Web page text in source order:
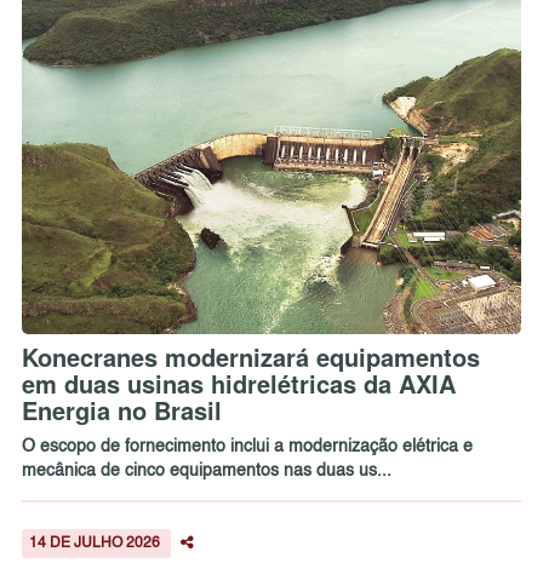
Konecranes modernizará equipamentos
em duas usinas hidrelétricas da AXIA
Energia no Brasil
O escopo de fornecimento inclui a modernização elétrica e
mecânica de cinco equipamentos nas duas us...
14 DE JULHO 2026